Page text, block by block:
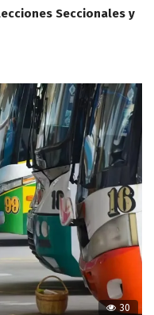
Seccionales y
30